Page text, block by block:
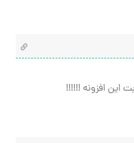
این افزونه !!!!!!